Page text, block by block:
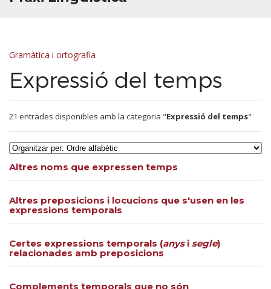
Gramàtica i ortografia
Expressió del temps
21 entrades disponibles amb la categoria "Expressió del temps"
Altres noms que expressen temps
Altres preposicions i locucions que s'usen en les
expressions temporals
Certes expressions temporals (anysi segle)
relacionades amb preposicions
Complements temporals que no són